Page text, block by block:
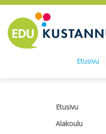
Hyppää pääsisältöön
Etusivu
Etusivu
Alakoulu